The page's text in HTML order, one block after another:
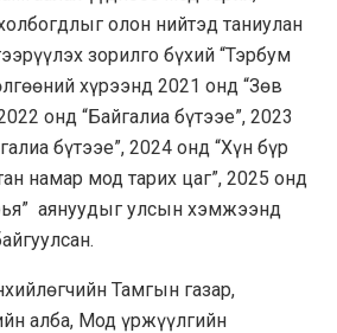
олон нийтэд таниулан
зорилго бүхий “Тэрбум
хүрээнд 2021 онд “Зөв
онд “Байгалиа бүтээе”, 2023
бүтээе”, 2024 онд “Хүн бүр
намар мод тарих цаг”, 2025 онд
аянуудыг улсын хэмжээнд
Тамгын газар,
алба, Мод үржүүлгийн